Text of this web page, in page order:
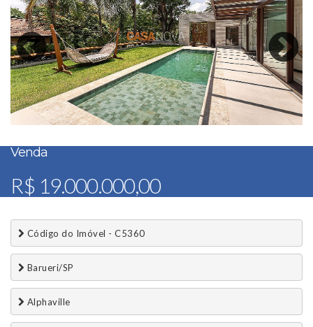
Venda
R$ 19.000.000,00
Código do Imóvel - C5360
Barueri/SP
Alphaville